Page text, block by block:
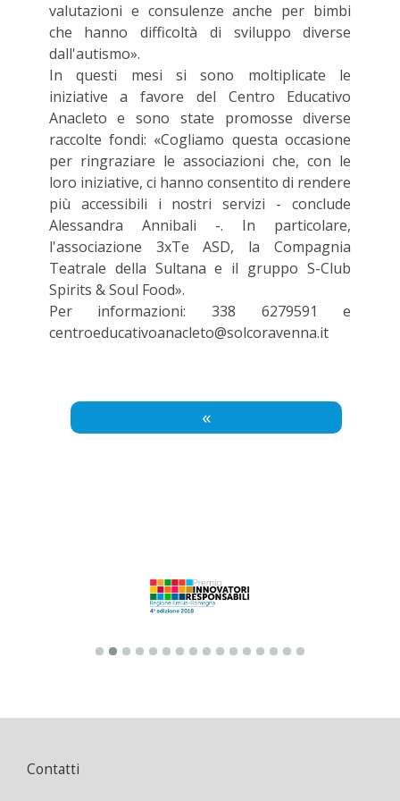
valutazioni e consulenze anche per bimbi
che hanno difficoltà di sviluppo diverse
dall'autismo».
In questi mesi si sono moltiplicate le
iniziative a favore del Centro Educativo
Anacleto e sono state promosse diverse
raccolte fondi: «Cogliamo questa occasione
per ringraziare le associazioni che, con le
loro iniziative, ci hanno consentito di rendere
più accessibili i nostri servizi - conclude
Alessandra Annibali -. In particolare,
l'associazione 3xTe ASD, la Compagnia
Teatrale della Sultana e il gruppo S-Club
Spirits & Soul Food».
Per informazioni: 338 6279591 e
centroeducativoanacleto@solcoravenna.it
«
Contatti